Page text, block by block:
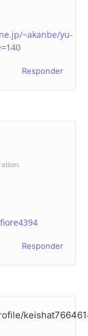
~akanbe/yu-
Responder
Responder